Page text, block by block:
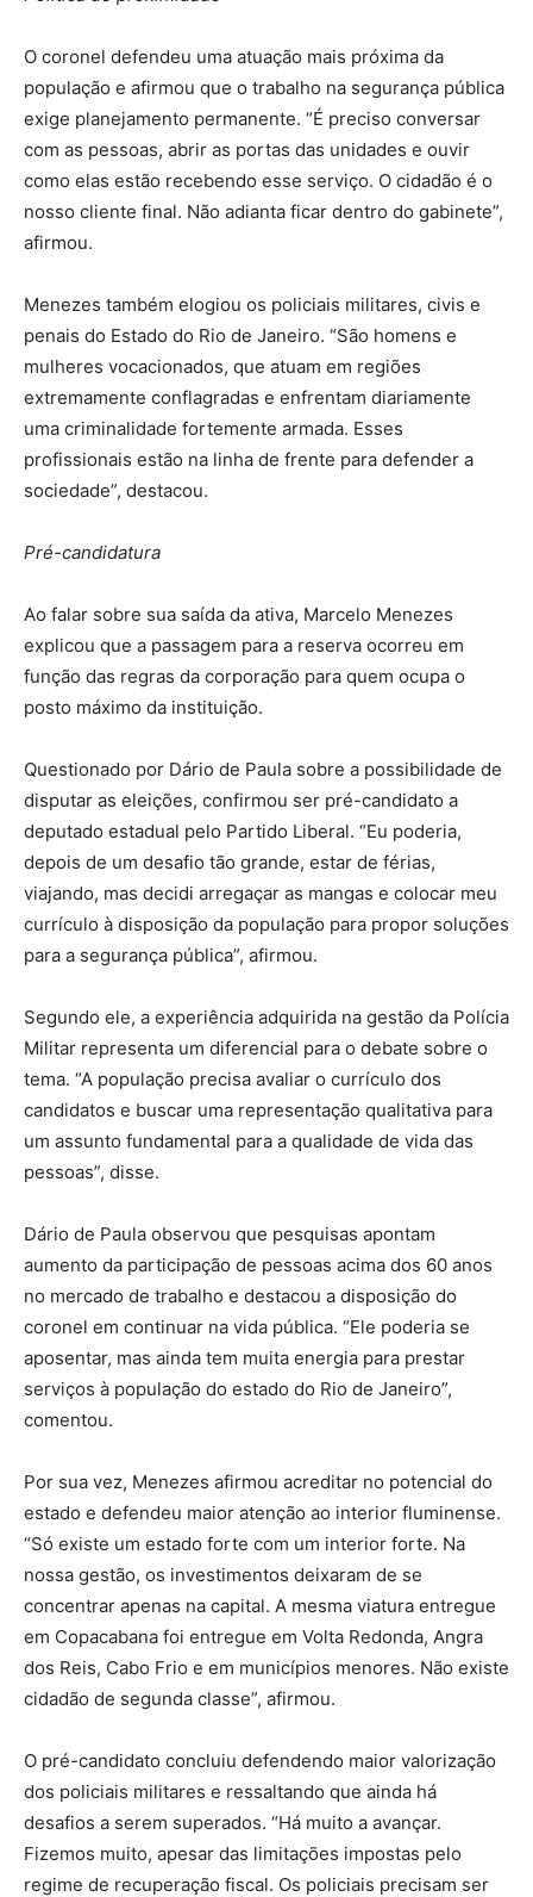
O coronel defendeu uma atuação mais próxima da
população e afirmou que o trabalho na segurança pública
exige planejamento permanente. “É preciso conversar
com as pessoas, abrir as portas das unidades e ouvir
como elas estão recebendo esse serviço. O cidadão é o
nosso cliente final. Não adianta ficar dentro do gabinete”,
afirmou.
Menezes também elogiou os policiais militares, civis e
penais do Estado do Rio de Janeiro. “São homens e
mulheres vocacionados, que atuam em regiões
extremamente conflagradas e enfrentam diariamente
uma criminalidade fortemente armada. Esses
profissionais estão na linha de frente para defender a
sociedade”, destacou.
Pré-candidatura
Ao falar sobre sua saída da ativa, Marcelo Menezes
explicou que a passagem para a reserva ocorreu em
função das regras da corporação para quem ocupa o
posto máximo da instituição.
Questionado por Dário de Paula sobre a possibilidade de
disputar as eleições, confirmou ser pré-candidato a
deputado estadual pelo Partido Liberal. “Eu poderia,
depois de um desafio tão grande, estar de férias,
viajando, mas decidi arregaçar as mangas e colocar meu
currículo à disposição da população para propor soluções
para a segurança pública”, afirmou.
Segundo ele, a experiência adquirida na gestão da Polícia
Militar representa um diferencial para o debate sobre o
tema. “A população precisa avaliar o currículo dos
candidatos e buscar uma representação qualitativa para
um assunto fundamental para a qualidade de vida das
pessoas”, disse.
Dário de Paula observou que pesquisas apontam
aumento da participação de pessoas acima dos 60 anos
no mercado de trabalho e destacou a disposição do
coronel em continuar na vida pública. “Ele poderia se
aposentar, mas ainda tem muita energia para prestar
serviços à população do estado do Rio de Janeiro”,
comentou.
Por sua vez, Menezes afirmou acreditar no potencial do
estado e defendeu maior atenção ao interior fluminense.
“Só existe um estado forte com um interior forte. Na
nossa gestão, os investimentos deixaram de se
concentrar apenas na capital. A mesma viatura entregue
em Copacabana foi entregue em Volta Redonda, Angra
dos Reis, Cabo Frio e em municípios menores. Não existe
cidadão de segunda classe”, afirmou.
O pré-candidato concluiu defendendo maior valorização
dos policiais militares e ressaltando que ainda há
desafios a serem superados. “Há muito a avançar.
Fizemos muito, apesar das limitações impostas pelo
regime de recuperação fiscal. Os policiais precisam ser